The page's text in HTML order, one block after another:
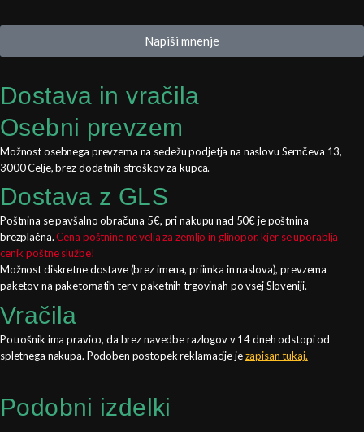
Napiši mnenje
Dostava in vračila
Osebni prevzem
Možnost osebnega prevzema na sedežu podjetja na naslovu Sernčeva 13,
3000 Celje, brez dodatnih stroškov za kupca.
Dostava z GLS
Poštnina se pavšalno obračuna 5€, pri nakupu nad 50€ je poštnina
brezplačna.Cena poštnine ne velja za zemljo in glinopor, kjer se uporablja
cenik poštne službe!
Možnost diskretne dostave (brez imena, priimka in naslova), prevzema
paketov na paketomatih ter v paketnih trgovinah po vsej Sloveniji.
Vračila
Potrošnik ima pravico, da brez navedbe razlogov v 14 dneh odstopi od
spletnega nakupa. Podoben postopek reklamacije jezapisan tukaj.
Podobni izdelki